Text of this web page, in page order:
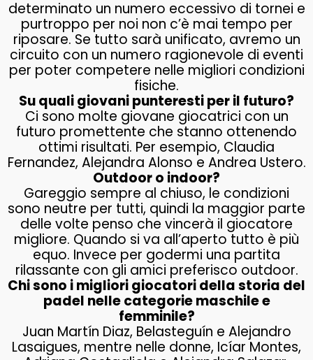
determinato un numero eccessivo di tornei e
purtroppo per noi non c’è mai tempo per
riposare. Se tutto sarà unificato, avremo un
circuito con un numero ragionevole di eventi
per poter competere nelle migliori condizioni
fisiche.
Su quali giovani punteresti per il futuro?
Ci sono molte giovane giocatrici con un
futuro promettente che stanno ottenendo
ottimi risultati. Per esempio, Claudia
Fernandez, Alejandra Alonso e Andrea Ustero.
Outdoor o indoor?
Gareggio sempre al chiuso, le condizioni
sono neutre per tutti, quindi la maggior parte
delle volte penso che vincerà il giocatore
migliore. Quando si va all’aperto tutto è più
equo. Invece per godermi una partita
rilassante con gli amici preferisco outdoor.
Chi sono i migliori giocatori della storia del
padel nelle categorie maschile e
femminile?
Juan Martín Diaz, Belasteguín e Alejandro
Lasaigues, mentre nelle donne, Icíar Montes,